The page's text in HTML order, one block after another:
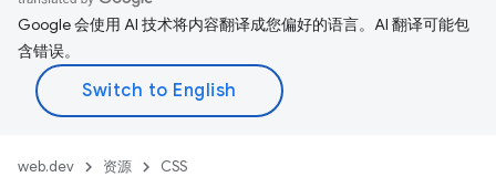
Google 会使用 AI 技术将内容翻译成您偏好的语言。AI 翻译可能包
含错误。
web.dev 资源 CSS